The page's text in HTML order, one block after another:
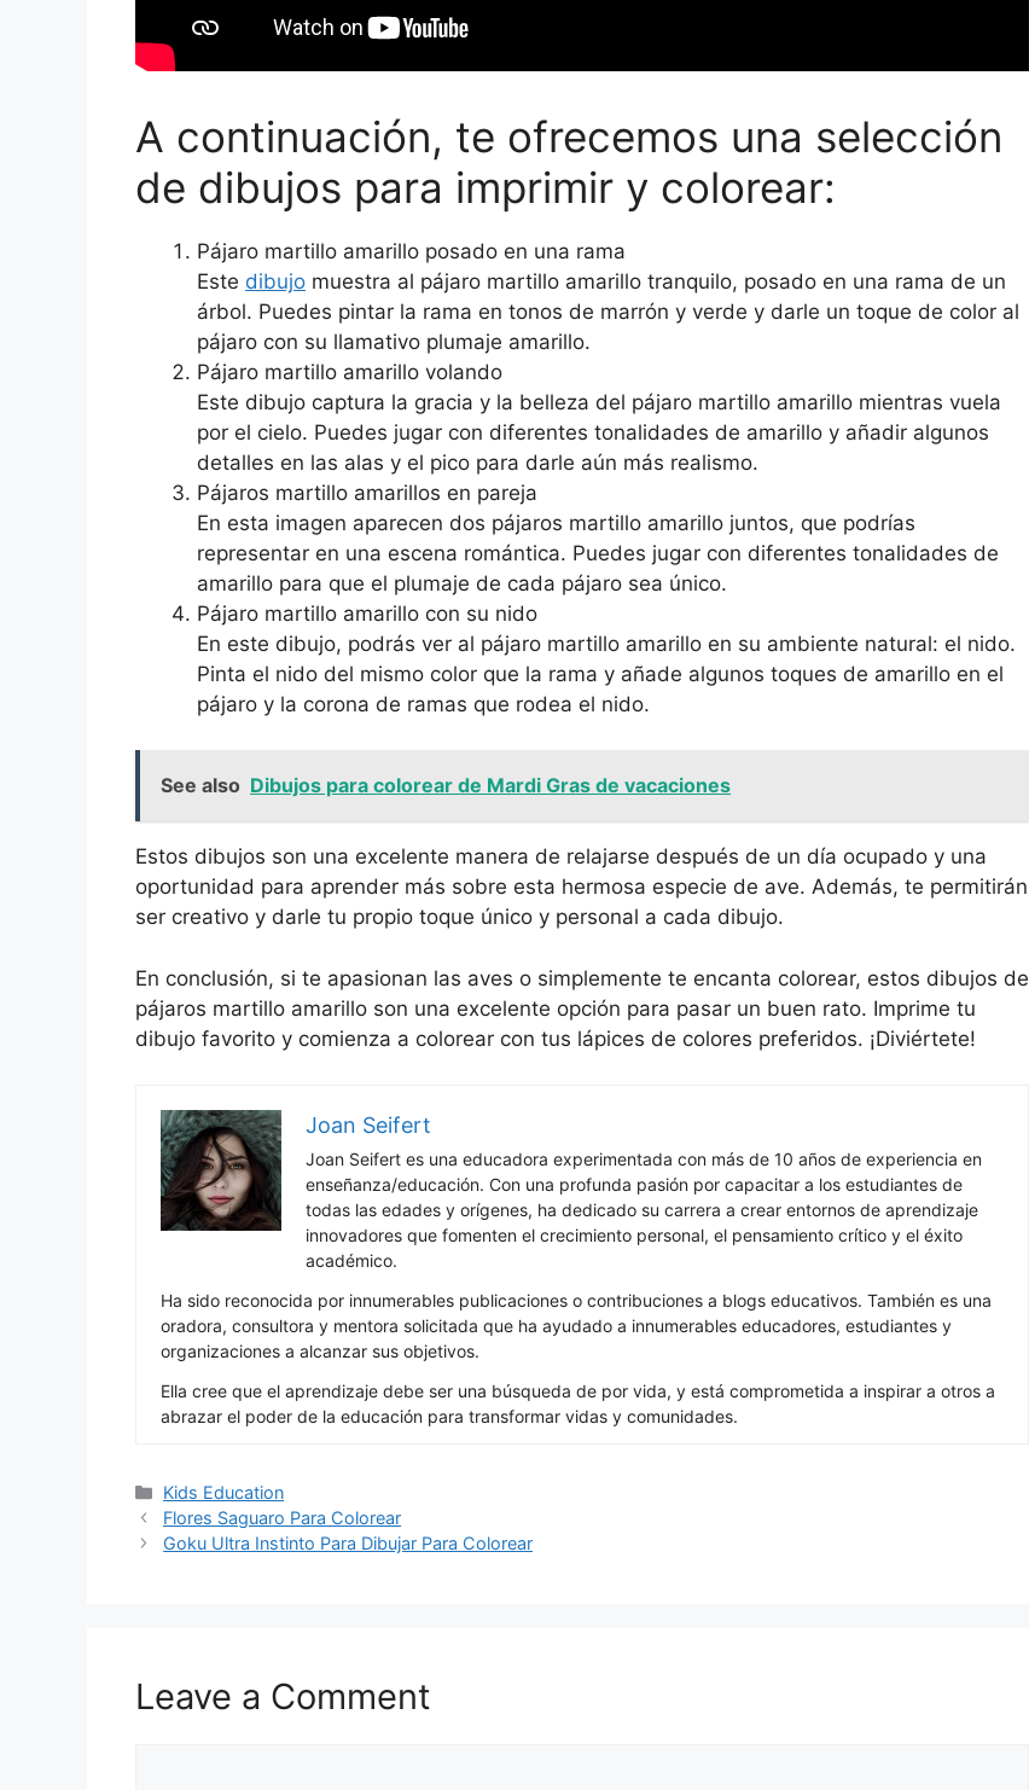
A continuación, te ofrecemos una selección
de dibujos para imprimir y colorear:
Pájaro martillo amarillo posado en una rama
Este dibujo muestra al pájaro martillo amarillo tranquilo, posado en una rama de un
árbol. Puedes pintar la rama en tonos de marrón y verde y darle un toque de color al
pájaro con su llamativo plumaje amarillo.
Pájaro martillo amarillo volando
Este dibujo captura la gracia y la belleza del pájaro martillo amarillo mientras vuela
por el cielo. Puedes jugar con diferentes tonalidades de amarillo y añadir algunos
detalles en las alas y el pico para darle aún más realismo.
Pájaros martillo amarillos en pareja
En esta imagen aparecen dos pájaros martillo amarillo juntos, que podrías
representar en una escena romántica. Puedes jugar con diferentes tonalidades de
amarillo para que el plumaje de cada pájaro sea único.
Pájaro martillo amarillo con su nido
En este dibujo, podrás ver al pájaro martillo amarillo en su ambiente natural: el nido.
Pinta el nido del mismo color que la rama y añade algunos toques de amarillo en el
pájaro y la corona de ramas que rodea el nido.
See also Dibujos para colorear de Mardi Gras de vacaciones
Estos dibujos son una excelente manera de relajarse después de un día ocupado y una
oportunidad para aprender más sobre esta hermosa especie de ave. Además, te permitirán
ser creativo y darle tu propio toque único y personal a cada dibujo.
En conclusión, si te apasionan las aves o simplemente te encanta colorear, estos dibujos de
pájaros martillo amarillo son una excelente opción para pasar un buen rato. Imprime tu
dibujo favorito y comienza a colorear con tus lápices de colores preferidos. ¡Diviértete!
Joan Seifert
Joan Seifert es una educadora experimentada con más de 10 años de experiencia en
enseñanza/educación. Con una profunda pasión por capacitar a los estudiantes de
todas las edades y orígenes, ha dedicado su carrera a crear entornos de aprendizaje
innovadores que fomenten el crecimiento personal, el pensamiento crítico y el éxito
académico.
Ha sido reconocida por innumerables publicaciones o contribuciones a blogs educativos. También es una
oradora, consultora y mentora solicitada que ha ayudado a innumerables educadores, estudiantes y
organizaciones a alcanzar sus objetivos.
Ella cree que el aprendizaje debe ser una búsqueda de por vida, y está comprometida a inspirar a otros a
abrazar el poder de la educación para transformar vidas y comunidades.
Categories
Kids Education
Flores Saguaro Para Colorear
Goku Ultra Instinto Para Dibujar Para Colorear
Leave a Comment